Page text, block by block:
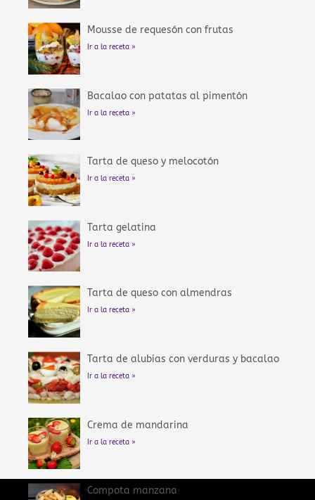
Mousse de requesón con frutas
Ir a la receta »
Bacalao con patatas al pimentón
Ir a la receta »
Tarta de queso y melocotón
Ir a la receta »
Tarta gelatina
Ir a la receta »
Tarta de queso con almendras
Ir a la receta »
Tarta de alubias con verduras y bacalao
Ir a la receta »
Crema de mandarina
Ir a la receta »
Compota manzana